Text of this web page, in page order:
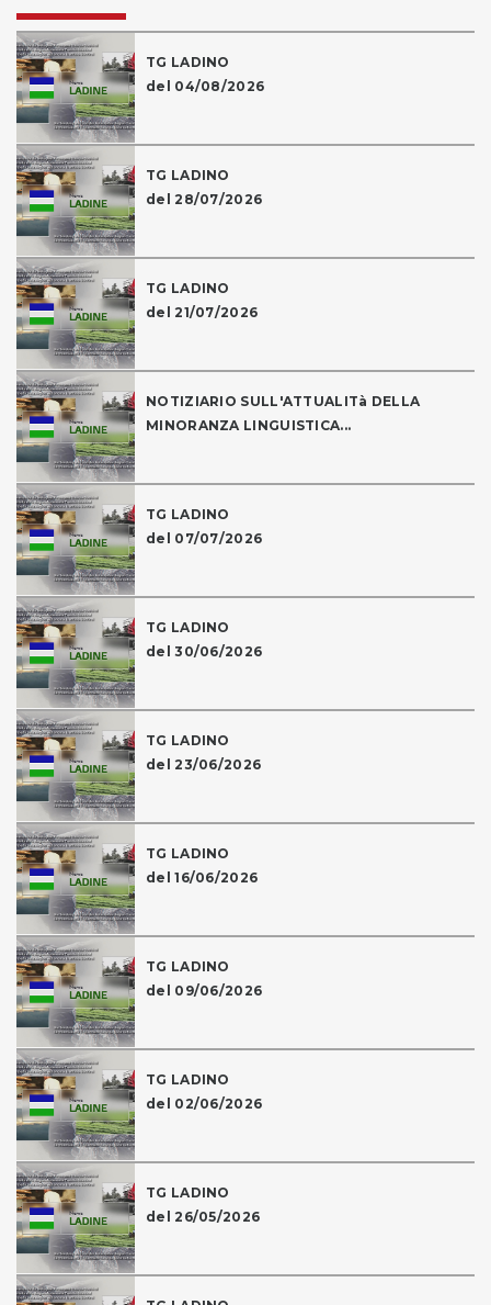
TG LADINO
del 04/08/2026
TG LADINO
del 28/07/2026
TG LADINO
del 21/07/2026
NOTIZIARIO SULL'ATTUALITà DELLA
MINORANZA LINGUISTICA...
TG LADINO
del 07/07/2026
TG LADINO
del 30/06/2026
TG LADINO
del 23/06/2026
TG LADINO
del 16/06/2026
TG LADINO
del 09/06/2026
TG LADINO
del 02/06/2026
TG LADINO
del 26/05/2026